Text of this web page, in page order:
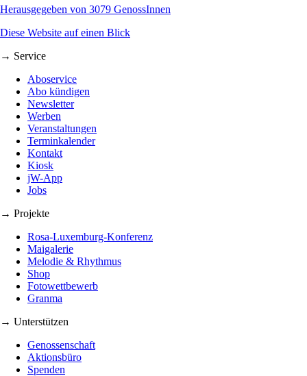
Herausgegeben von 3079 GenossInnen
Diese Website auf einen Blick
→ Service
Aboservice
Abo kündigen
Newsletter
Werben
Veranstaltungen
Terminkalender
Kontakt
Kiosk
jW-App
Jobs
→ Projekte
Rosa-Luxemburg-Konferenz
Maigalerie
Melodie & Rhythmus
Shop
Fotowettbewerb
Granma
→ Unterstützen
Genossenschaft
Aktionsbüro
Spenden